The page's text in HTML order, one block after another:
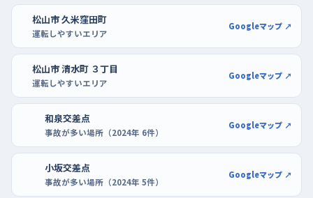
松山市 久米窪田町
運転しやすいエリア
Googleマップ ↗
松山市 清水町 ３丁目
運転しやすいエリア
Googleマップ ↗
和泉交差点
事故が多い場所（2024年 6件）
Googleマップ ↗
小坂交差点
事故が多い場所（2024年 5件）
Googleマップ ↗